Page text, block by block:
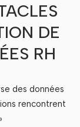
DE
RH
des données
rencontrent